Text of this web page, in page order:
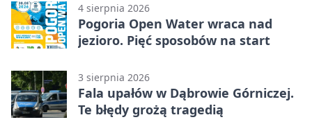
4 sierpnia 2026
Pogoria Open Water wraca nad
jezioro. Pięć sposobów na start
3 sierpnia 2026
Fala upałów w Dąbrowie Górniczej.
Te błędy grożą tragedią